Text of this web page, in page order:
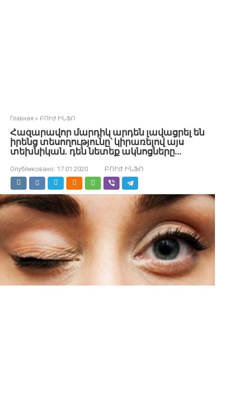
Главная » ԲՈՒԺ ԻՆՖՈ
Հազարավոր մարդիկ արդեն լավացրել են
իրենց տեսողությունը՝ կիրառելով այս
տեխնիկան. դեն նետեք ակնոցները…
Опубликовано: 17.01.2020 ԲՈՒԺ ԻՆՖՈ